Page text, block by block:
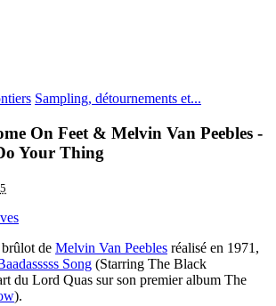
Sampling, détournements et...
On Feet & Melvin Van Peebles -
Your Thing
de Melvin Van Peebles réalisé en 1971,
Song (Starring The Black
du Lord Quas sur son premier album The
).